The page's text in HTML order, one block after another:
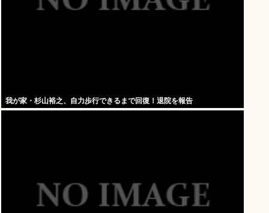
我が家・杉山裕之、自力歩行できるまで回復！退院を報告